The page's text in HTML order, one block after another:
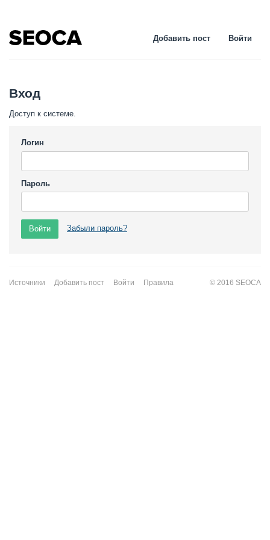
Добавить пост Войти
Вход
Доступ к системе.
Логин
Пароль
Забыли пароль?
Источники Добавить пост Войти Правила © 2016 SEOCA